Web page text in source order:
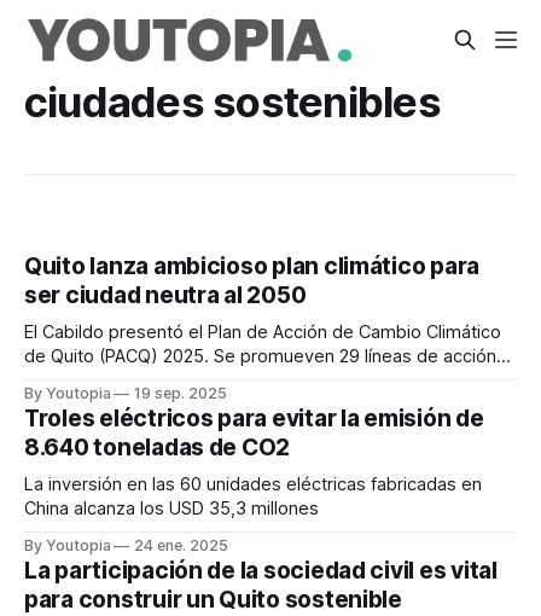
ciudades sostenibles
Quito lanza ambicioso plan climático para
ser ciudad neutra al 2050
El Cabildo presentó el Plan de Acción de Cambio Climático
de Quito (PACQ) 2025. Se promueven 29 líneas de acción
By Youtopia 19 sep. 2025
Troles eléctricos para evitar la emisión de
8.640 toneladas de CO2
La inversión en las 60 unidades eléctricas fabricadas en
China alcanza los USD 35,3 millones
By Youtopia 24 ene. 2025
La participación de la sociedad civil es vital
para construir un Quito sostenible